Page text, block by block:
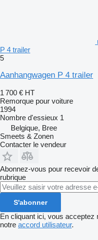
P 4 trailer
5
Aanhangwagen P 4 trailer
1 700 € HT
Remorque pour voiture
1994
Nombre d'essieux 1
Belgique, Bree
Smeets & Zonen
Contacter le vendeur
Abonnez-vous pour recevoir
rubrique
S'abonner
En cliquant ici, vous acceptez
notre accord utilisateur.